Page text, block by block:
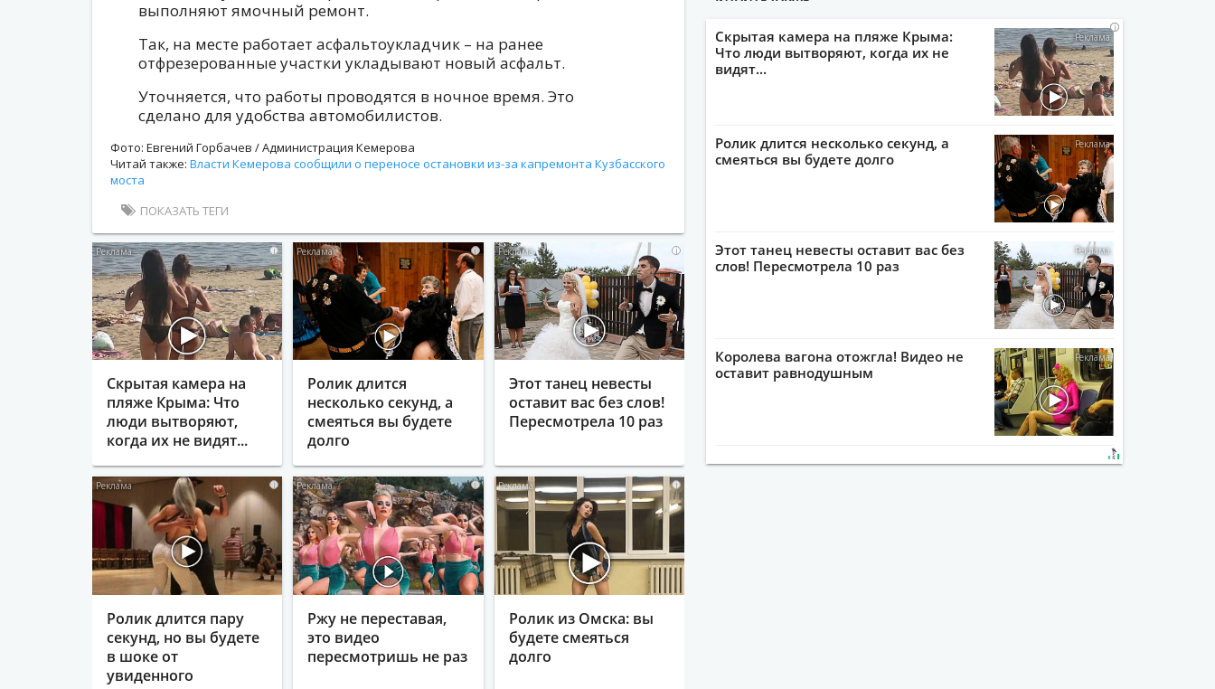
выполняют ямочный ремонт.
Так, на месте работает асфальтоукладчик – на ранее
отфрезерованные участки укладывают новый асфальт.
Уточняется, что работы проводятся в ночное время. Это
сделано для удобства автомобилистов.
Фото: Евгений Горбачев / Администрация Кемерова
Читай также: Власти Кемерова сообщили о переносе остановки из-за капремонта Кузбасского
моста
ПОКАЗАТЬ ТЕГИ
i
Скрытая камера на
пляже Крыма: Что
люди вытворяют,
когда их не видят...
i
Ролик длится
несколько секунд, а
смеяться вы будете
долго
i
Этот танец невесты
оставит вас без слов!
Пересмотрела 10 раз
i
Ролик длится пару
секунд, но вы будете
в шоке от
увиденного
i
Ржу не переставая,
это видео
пересмотришь не раз
i
Ролик из Омска: вы
будете смеяться
долго
i
Скрытая камера на пляже Крыма:
Что люди вытворяют, когда их не
видят...
i
Ролик длится несколько секунд, а
смеяться вы будете долго
i
Этот танец невесты оставит вас без
слов! Пересмотрела 10 раз
i
Королева вагона отожгла! Видео не
оставит равнодушным